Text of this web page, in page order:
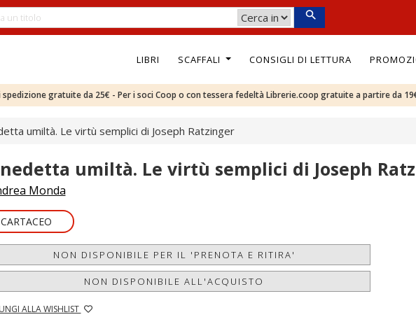
LIBRI SCAFFALI CONSIGLI DI LETTURA
spedizione gratuite da 25€ - Per i soci Coop o con tessera fedeltà Librerie.coop gratuite a partire da
umiltà. Le virtù semplici di Joseph Ratzinger
umiltà. Le virtù semplici di Joseph
Monda
CARTACEO
NON DISPONIBILE PER IL 'PRENOTA E RITIRA'
NON DISPONIBILE ALL'ACQUISTO
ALLA WISHLIST